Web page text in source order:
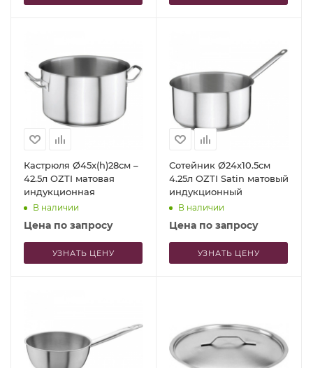
Кастрюля Ø45x(h)28см –
42.5л OZTI матовая
индукционная
В наличии
Цена по запросу
УЗНАТЬ ЦЕНУ
Сотейник Ø24x10.5см
4.25л OZTI Satin матовый
индукционный
В наличии
Цена по запросу
УЗНАТЬ ЦЕНУ